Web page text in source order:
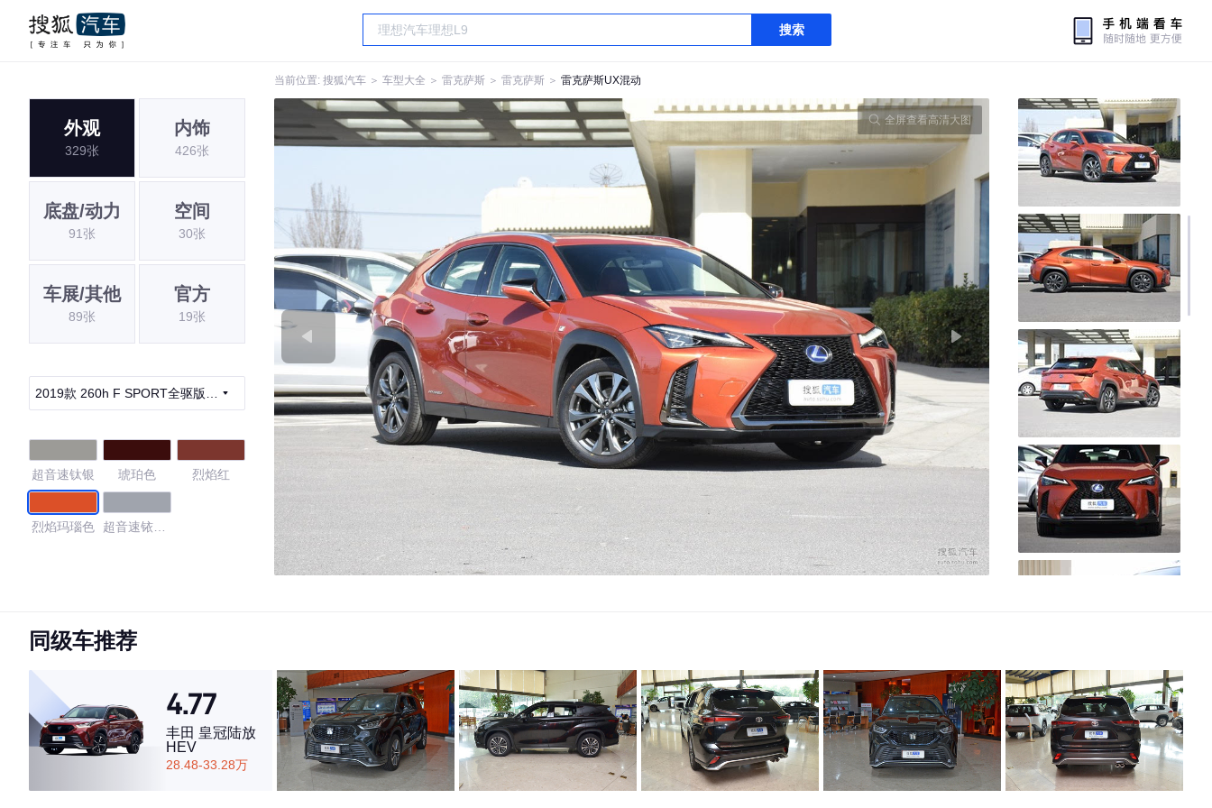
搜索
当前位置: 搜狐汽车 ＞ 车型大全 ＞ 雷克萨斯 ＞ 雷克萨斯 ＞ 雷克萨斯UX混动
外观
329张
内饰
426张
底盘/动力
91张
空间
30张
车展/其他
89张
官方
19张
2019款 260h F SPORT全驱版
超音速钛银 琥珀色 烈焰红
烈焰玛瑙色
超音速铱泽
·内饰表现一般，低于61%同级车
·空间表现一般，低于98%同级车
全屏查看高清大图
同级车推荐
4.77
丰田 皇冠陆放
HEV
28.48-33.28万